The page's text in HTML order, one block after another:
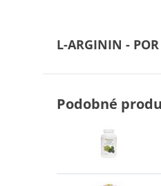
L-ARGININ -
Podobné